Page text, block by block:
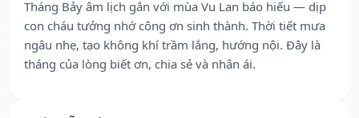
Tháng Bảy âm lịch gắn với mùa Vu Lan báo hiếu — dịp
con cháu tưởng nhớ công ơn sinh thành. Thời tiết mưa
ngâu nhẹ, tạo không khí trầm lắng, hướng nội. Đây là
tháng của lòng biết ơn, chia sẻ và nhân ái.